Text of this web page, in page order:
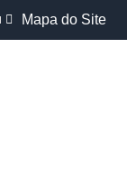
Mapa do Site